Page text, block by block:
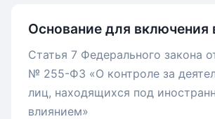
Основание для включения
Статья 7 Федерального закона
№ 255-ФЗ «О контроле за
лиц, находящихся под
влиянием»